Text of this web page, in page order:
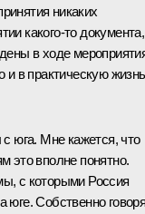
никаких
какого‑то документа,
в ходе
и в практическую жизнь
юга. Мне кажется, что
это вполне понятно.
с которыми Россия
юге. Собственно